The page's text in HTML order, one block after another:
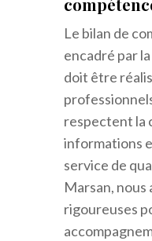
Le bilan de
encadré par
doit être
respectent la
informations
service de
Marsan, nous
rigoureuses